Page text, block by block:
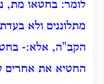
לומר: בחטאו מת,
מתלוננים ולא
הקב"ה, אלא:-
החטיא את אחרים